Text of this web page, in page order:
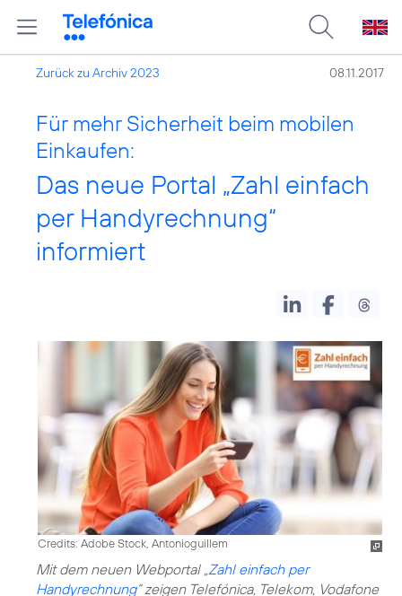
Zurück zu Archiv 2023 08.11.2017
Für mehr Sicherheit beim mobilen
Einkaufen:
Das neue Portal „Zahl einfach
per Handyrechnung“
informiert
Credits: Adobe Stock, Antonioguillem
Mit dem neuen Webportal „Zahl einfach per
Handyrechnung“ zeigen Telefónica, Telekom, Vodafone